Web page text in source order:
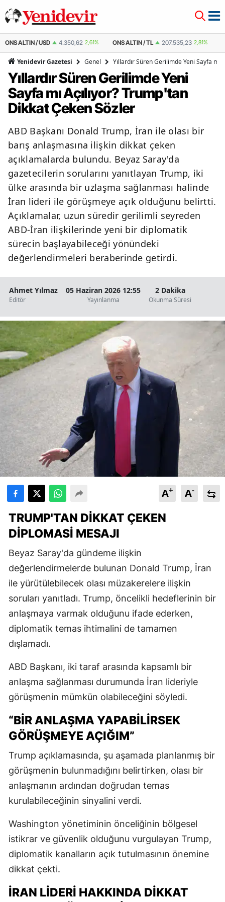
ALTIN / USD 4.350,62 2,61% ONS ALTIN / TL 207.535,23 2,81%
Yenidevir Gazetesi Genel Yıllardır Süren Gerilimde Yeni Sayfa
Yıllardır Süren Gerilimde Yeni
Sayfa mı Açılıyor? Trump'tan
Dikkat Çeken Sözler
ABD Başkanı Donald Trump, İran ile olası bir
barış anlaşmasına ilişkin dikkat çeken
açıklamalarda bulundu. Beyaz Saray'da
gazetecilerin sorularını yanıtlayan Trump, iki
ülke arasında bir uzlaşma sağlanması halinde
İran lideri ile görüşmeye açık olduğunu belirtti.
Açıklamalar, uzun süredir gerilimli seyreden
ABD-İran ilişkilerinde yeni bir diplomatik
sürecin başlayabileceği yönündeki
değerlendirmeleri beraberinde getirdi.
Ahmet Yılmaz
Editör
05 Haziran 2026 12:55
Yayınlanma
2 Dakika
Okunma Süresi
A+ A-
TRUMP'TAN DIKKAT ÇEKEN
DIPLOMASI MESAJI
Beyaz Saray'da gündeme ilişkin
değerlendirmelerde bulunan Donald Trump, İran
ile yürütülebilecek olası müzakerelere ilişkin
soruları yanıtladı. Trump, öncelikli hedeflerinin bir
anlaşmaya varmak olduğunu ifade ederken,
diplomatik temas ihtimalini de tamamen
dışlamadı.
ABD Başkanı, iki taraf arasında kapsamlı bir
anlaşma sağlanması durumunda İran lideriyle
görüşmenin mümkün olabileceğini söyledi.
“BIR ANLAŞMA YAPABILIRSEK
GÖRÜŞMEYE AÇIĞIM”
Trump açıklamasında, şu aşamada planlanmış bir
görüşmenin bulunmadığını belirtirken, olası bir
anlaşmanın ardından doğrudan temas
kurulabileceğinin sinyalini verdi.
Washington yönetiminin önceliğinin bölgesel
istikrar ve güvenlik olduğunu vurgulayan Trump,
diplomatik kanalların açık tutulmasının önemine
dikkat çekti.
İRAN LIDERI HAKKINDA DIKKAT